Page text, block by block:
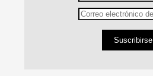
Suscribirse